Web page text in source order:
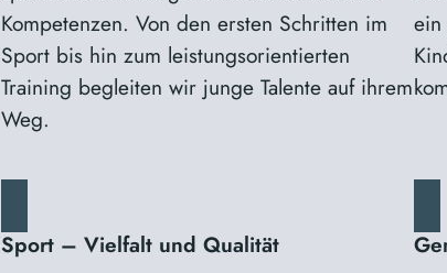
Kompetenzen. Von den ersten Schritten im
Sport bis hin zum leistungsorientierten
Training begleiten wir junge Talente auf ihrem
Weg.
ein
Sport – Vielfalt und Qualität